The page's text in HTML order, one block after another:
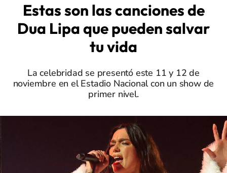
Estas son las canciones de
Dua Lipa que pueden salvar
tu vida
La celebridad se presentó este 11 y 12 de
noviembre en el Estadio Nacional con un show de
primer nivel.